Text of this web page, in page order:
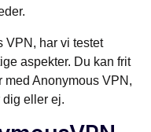
VPN, har vi testet
aspekter. Du kan frit
med Anonymous VPN,
eller ej.